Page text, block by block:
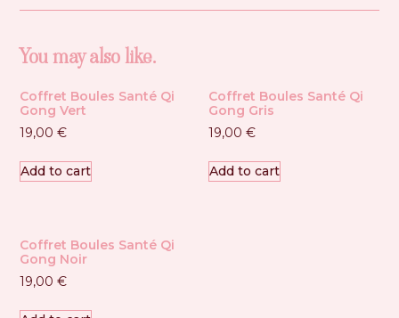
You may also like…
Coffret Boules Santé Qi
Gong Vert
19,00€
Add to cart
Coffret Boules Santé Qi
Gong Gris
19,00 €
Add to cart
Coffret Boules Santé Qi
Gong Noir
19,00€